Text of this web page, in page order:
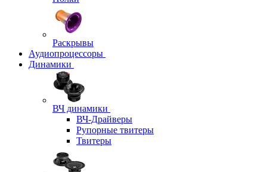
Раскрывы
Аудиопроцессоры
Динамики
ВЧ динамики
ВЧ-Драйверы
Рупорные твитеры
Твитеры